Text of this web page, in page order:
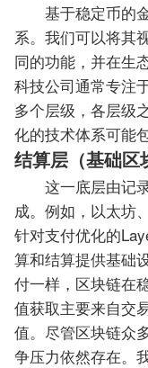
基于稳定币的
系。我们可以将其
同的功能，并在生
科技公司通常专注
多个层级，各层级
化的技术体系可能
结算层（基础区
这一底层由记
成。例如，以太坊
针对支付优化的
算和结算提供基础
付一样，区块链在
值获取主要来自交
值。尽管区块链众
争压力依然存在。